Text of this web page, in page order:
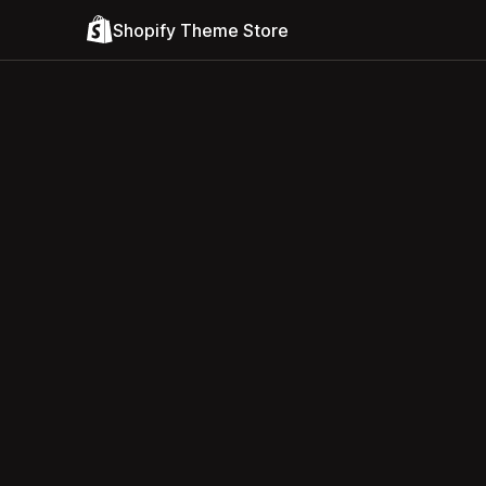
Shopify Theme Store